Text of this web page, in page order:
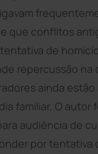
que conflitos
de
repercussão na
ainda
familiar. O autor
audiência de
por tentativa